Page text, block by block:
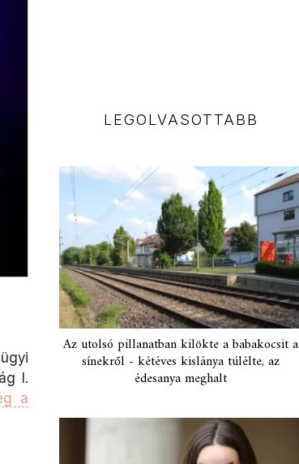
I.
a
LEGOLVASOTTABB
Az utolsó pillanatban kilökte a babakocsit a
sínekről - kétéves kislánya túlélte, az
édesanya meghalt